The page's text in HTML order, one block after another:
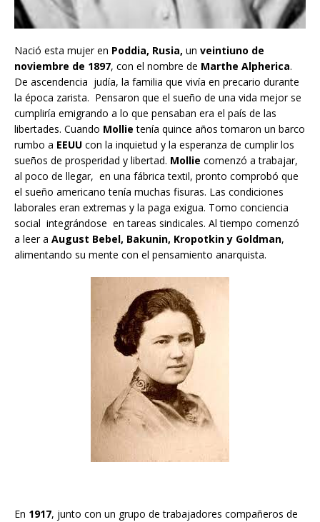
Nació esta mujer en Poddia, Rusia, un veintiuno de
noviembre de 1897, con el nombre de Marthe Alpherica.
De ascendencia judía, la familia que vivía en precario durante
la época zarista. Pensaron que el sueño de una vida mejor se
cumpliría emigrando a lo que pensaban era el país de las
libertades. Cuando Mollietenía quince años tomaron un barco
rumbo a EEUU con la inquietud y la esperanza de cumplir los
sueños de prosperidad y libertad. Mollie comenzó a trabajar,
al poco de llegar, en una fábrica textil, pronto comprobó que
el sueño americano tenía muchas fisuras. Las condiciones
laborales eran extremas y la paga exigua. Tomo conciencia
social integrándose en tareas sindicales. Al tiempo comenzó
a leer a August Bebel, Bakunin, Kropotkin y Goldman,
alimentando su mente con el pensamiento anarquista.
En 1917, junto con un grupo de trabajadores compañeros de